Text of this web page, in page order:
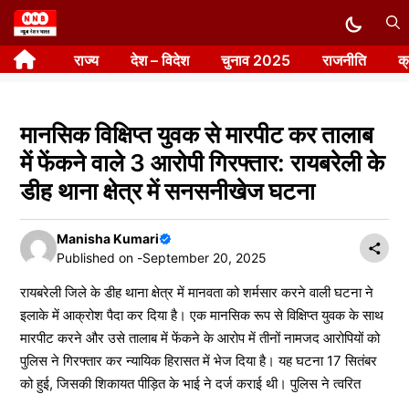
Skip
to
content राज्य देश – विदेश चुनाव 2025 राजनीति
मानसिक विक्षिप्त युवक से मारपीट कर तालाब
में फेंकने वाले 3 आरोपी गिरफ्तार: रायबरेली के
डीह थाना क्षेत्र में सनसनीखेज घटना
Manisha Kumari
Published on -September 20, 2025
रायबरेली जिले के डीह थाना क्षेत्र में मानवता को शर्मसार करने वाली घटना ने
इलाके में आक्रोश पैदा कर दिया है। एक मानसिक रूप से विक्षिप्त युवक के साथ
मारपीट करने और उसे तालाब में फेंकने के आरोप में तीनों नामजद आरोपियों को
पुलिस ने गिरफ्तार कर न्यायिक हिरासत में भेज दिया है। यह घटना 17 सितंबर
को हुई, जिसकी शिकायत पीड़ित के भाई ने दर्ज कराई थी। पुलिस ने त्वरित